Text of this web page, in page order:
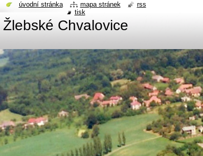
Žlebské Chvalovice
úvodní stránka mapa stránek
rss
tisk